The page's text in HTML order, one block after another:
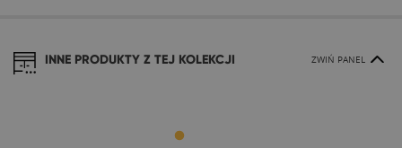
INNE PRODUKTY Z TEJ KOLEKCJI ZWIŃ PANEL